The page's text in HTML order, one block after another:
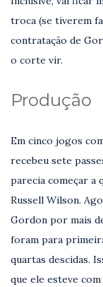
troca (se tiverem
contratação de
o corte vir.
Produção
Em cinco jogos
recebeu sete
parecia começar a
Russell Wilson.
Gordon por mais
foram para
quartas descidas.
que ele esteve